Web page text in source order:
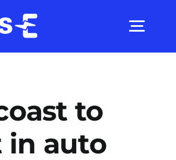
Studi e ricercheto
in auto